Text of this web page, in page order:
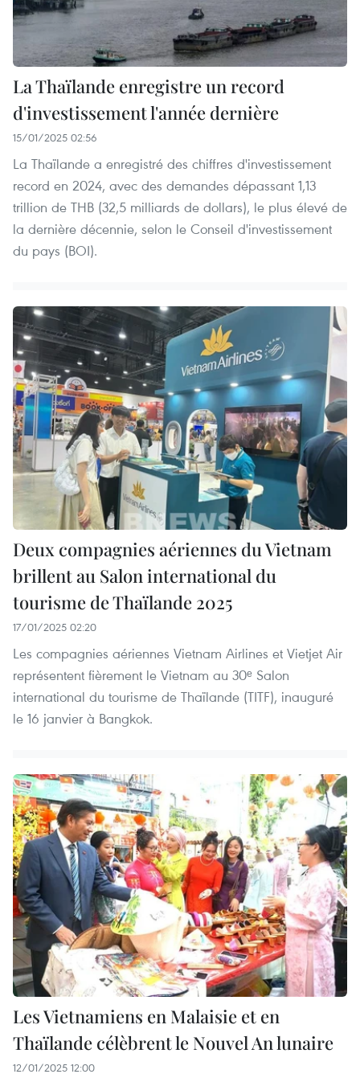
La Thaïlande enregistre un record
d'investissement l'année dernière
15/01/2025 02:56
La Thaïlande a enregistré des chiffres d'investissement
record en 2024, avec des demandes dépassant 1,13
trillion de THB (32,5 milliards de dollars), le plus élevé de
la dernière décennie, selon le Conseil d'investissement
du pays (BOI).
Deux compagnies aériennes du Vietnam
brillent au Salon international du
tourisme de Thaïlande 2025
17/01/2025 02:20
Les compagnies aériennes Vietnam Airlines et Vietjet Air
représentent fièrement le Vietnam au 30ᵉ Salon
international du tourisme de Thaïlande (TITF), inauguré
le 16 janvier à Bangkok.
Les Vietnamiens en Malaisie et en
Thaïlande célèbrent le Nouvel An lunaire
12/01/2025 12:00